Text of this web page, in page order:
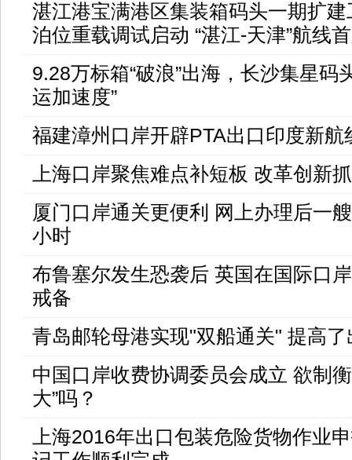
湛江港宝满港区集装箱码头一期扩
泊位重载调试启动 “湛江-天津”航线
9.28万标箱“破浪”出海，长沙集星码
运加速度”
福建漳州口岸开辟PTA出口印度新航
上海口岸聚焦难点补短板 改革创新
厦门口岸通关更便利 网上办理后一
小时
布鲁塞尔发生恐袭后 英国在国际口
戒备
青岛邮轮母港实现"双船通关" 提高了
中国口岸收费协调委员会成立 欲制
大”吗？
上海2016年出口包装危险货物作业